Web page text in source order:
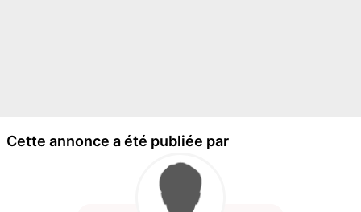
Cette annonce a été publiée par